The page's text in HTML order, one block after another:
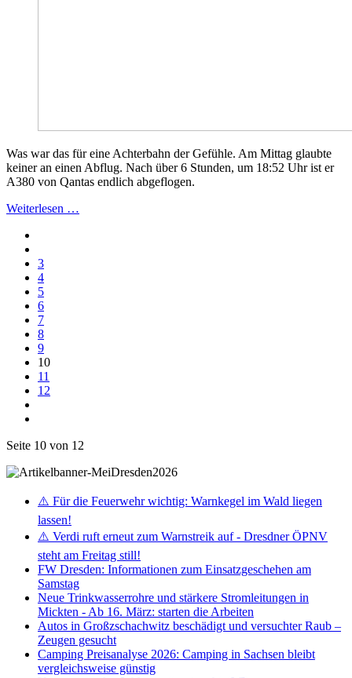
Was war das für eine Achterbahn der Gefühle. Am Mittag glaubte
keiner an einen Abflug. Nach über 6 Stunden, um 18:52 Uhr ist er
A380 von Qantas endlich abgeflogen.
Weiterlesen …
3
4
5
6
7
8
9
10
11
12
Seite 10 von 12
⚠️ Für die Feuerwehr wichtig: Warnkegel im Wald liegen
lassen!
⚠️ Verdi ruft erneut zum Warnstreik auf - Dresdner ÖPNV
steht am Freitag still!
FW Dresden: Informationen zum Einsatzgeschehen am
Samstag
Neue Trinkwasserrohre und stärkere Stromleitungen in
Mickten - Ab 16. März: starten die Arbeiten
Autos in Großzschachwitz beschädigt und versuchter Raub –
Zeugen gesucht
Camping Preisanalyse 2026: Camping in Sachsen bleibt
vergleichsweise günstig